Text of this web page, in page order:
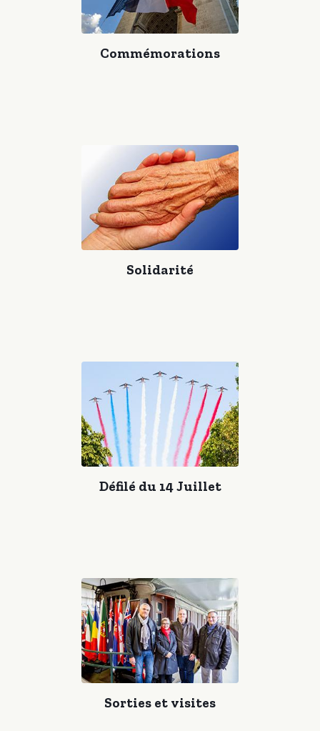
Commémorations
Solidarité
Défilé du 14 Juillet
Sorties et visites